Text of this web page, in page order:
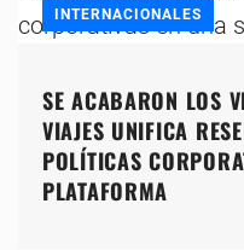
INTERNACIONALES
SE ACABARON LOS
VIAJES UNIFICA
POLÍTICAS
PLATAFORMA